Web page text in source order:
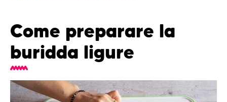
Come preparare la
buridda ligure